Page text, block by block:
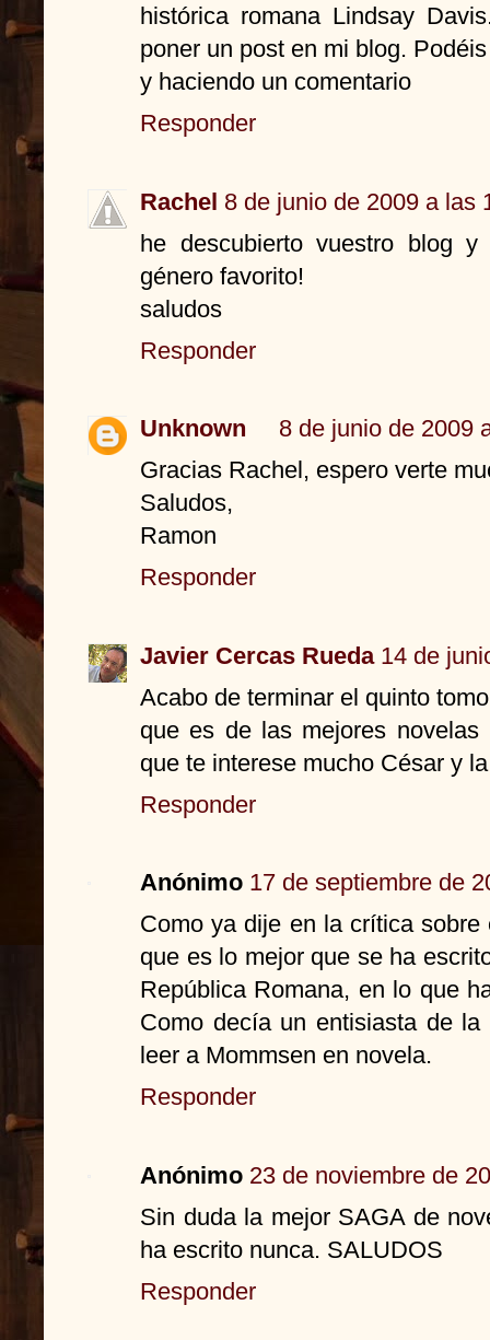
histórica romana Lindsay
poner un post en mi blog.
y haciendo un comentario
Responder
Rachel 8 de junio de 2009 a las
he descubierto vuestro blog
género favorito!
saludos
Responder
Unknown
8 de junio de 2009
Gracias Rachel, espero verte
Saludos,
Ramon
Responder
Javier Cercas Rueda 14 de
Acabo de terminar el quinto
que es de las mejores
que te interese mucho César y
Responder
Anónimo 17 de septiembre de
Como ya dije en la crítica
que es lo mejor que se ha
República Romana, en lo que
Como decía un entisiasta de
leer a Mommsen en novela.
Responder
Anónimo 23 de noviembre de
Sin duda la mejor SAGA de
ha escrito nunca. SALUDOS
Responder